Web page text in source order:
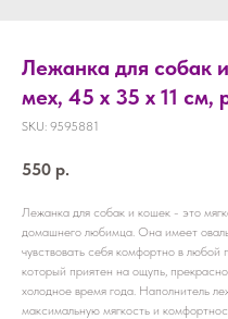
Лежанка для собак
мех, 45 х 35 х 11 см,
SKU: 9595881
550 р.
Лежанка для собак и кошек - это
домашнего любимца. Она имеет
чувствовать себя комфортно в
который приятен на ощупь,
холодное время года. Наполнитель
максимальную мягкость и